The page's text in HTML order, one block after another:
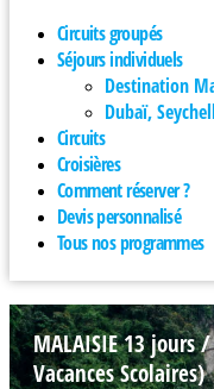
Circuits groupés
Séjours individuels
Destination
Dubaï,
Circuits
Croisières
Comment réserver ?
Devis personnalisé
Tous nos programmes
MALAISIE 13 jours
Vacances Scolaires)